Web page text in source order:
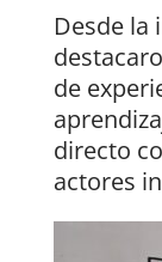
Desde la
de
directo
actores